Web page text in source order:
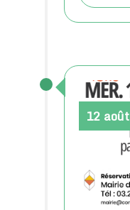
12 août